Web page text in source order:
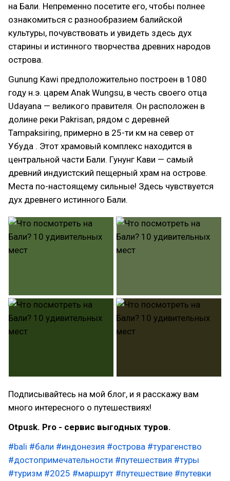
на Бали. Непременно посетите его, чтобы полнее
ознакомиться с разнообразием балийской
культуры, почувствовать и увидеть здесь дух
старины и истинного творчества древних народов
острова.
Gunung Kawi предположительно построен в 1080
году н.э. царем Anak Wungsu, в честь своего отца
Udayana — великого правителя. Он расположен в
долине реки Pakrisan, рядом с деревней
Tampaksiring, примерно в 25-ти км на север от
Убуда . Этот храмовый комплекс находится в
центральной части Бали. Гунунг Кави — самый
древний индуистский пещерный храм на острове.
Места по-настоящему сильные! Здесь чувствуется
дух древнего истинного Бали.
Подписывайтесь на мой блог, и я расскажу вам
много интересного о путешествиях!
Otpusk. Pro - cервис выгодных туров.
#bali #бали #индонезия #острова #турагенство
#достопримечательности #путешествия #туры
#туризм #2025 #маршрут #путешествие #путевки